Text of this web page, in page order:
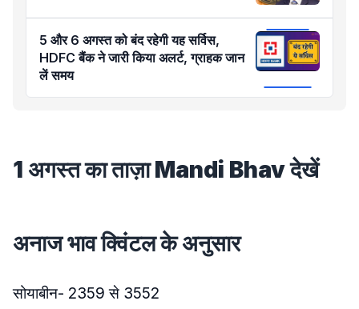
5 और 6 अगस्त को बंद रहेगी यह सर्विस,
HDFC बैंक ने जारी किया अलर्ट, ग्राहक जान
लें समय
1 अगस्त का ताज़ा Mandi Bhav देखें
अनाज भाव क्विंटल के अनुसार
सोयाबीन- 2359 से 3552